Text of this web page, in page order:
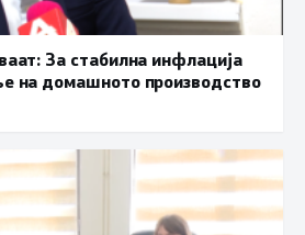
За стабилна инфлација
на домашното производство